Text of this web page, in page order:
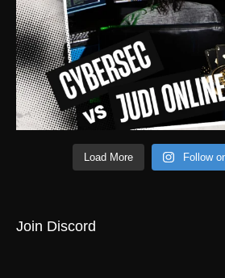
Load More Follow
Join Discord